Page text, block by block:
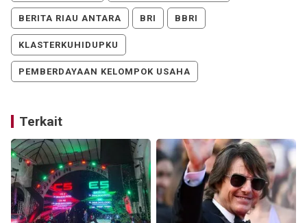
BERITA RIAU ANTARA BRI BBRI
KLASTERKUHIDUPKU
PEMBERDAYAAN KELOMPOK USAHA
Terkait